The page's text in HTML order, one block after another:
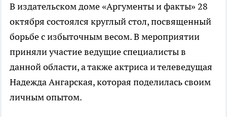
В издательском доме «Аргументы и факты» 28
октября состоялся круглый стол, посвященный
борьбе с избыточным весом. В мероприятии
приняли участие ведущие специалисты в
данной области, а также актриса и телеведущая
Надежда Ангарская, которая поделилась своим
личным опытом.